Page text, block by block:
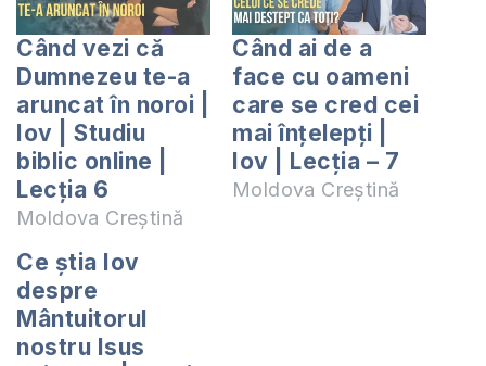
Când vezi că
Dumnezeu te-a
aruncat în noroi |
Iov | Studiu
biblic online |
Lecția 6
Moldova Creștină
Când ai de a
face cu oameni
care se cred cei
mai înțelepți |
Iov | Lecția – 7
Moldova Creștină
Ce știa Iov
despre
Mântuitorul
nostru Isus